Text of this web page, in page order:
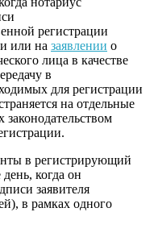
регистрации
или на заявлении о
лица в качестве
в
для регистрации
на отдельные
в регистрирующий
когда он
заявителя
в рамках одного